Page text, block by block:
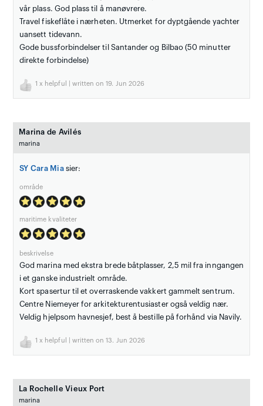
vår plass. God plass til å manøvrere.
Travel fiskeflåte i nærheten. Utmerket for dyptgående yachter
uansett tidevann.
Gode bussforbindelser til Santander og Bilbao (50 minutter
direkte forbindelse)
1 x helpful | written on 19. Jun 2026
Marina de Avilés
marina
SY Cara Miasier:
område
maritime kvaliteter
beskrivelse
God marina med ekstra brede båtplasser, 2,5 mil fra inngangen
i et ganske industrielt område.
Kort spasertur til et overraskende vakkert gammelt sentrum.
Centre Niemeyer for arkitekturentusiaster også veldig nær.
Veldig hjelpsom havnesjef, best å bestille på forhånd via Navily.
1 x helpful | written on 13. Jun 2026
La Rochelle Vieux Port
marina